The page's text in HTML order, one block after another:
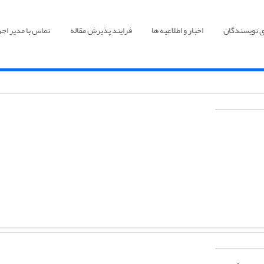
نویسندگان اخبار و اطلاعیه ها فرایند پذیرش مقاله تماس با مدیر